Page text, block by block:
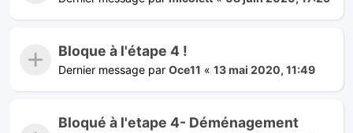
Bloque à l'étape 4 !
Dernier message par Oce11 « 13 mai 2020, 11:49
Bloqué à l'etape 4- Déménagement